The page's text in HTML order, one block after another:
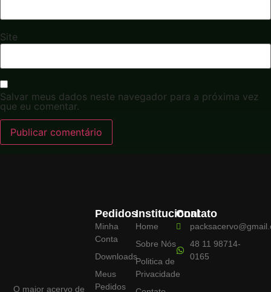
Site
Salvar meus dados neste navegador para a próxima vez
que eu comentar.
O maior acervo de
Institucional
Home
Sobre Nós
Politica de
Privacidade
Pedidos
Minha
Conta
Downloads
Meus
Pedidos
Contato
48 11 98714-
0165